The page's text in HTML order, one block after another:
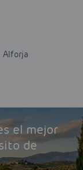
Alforja
el mejor
de